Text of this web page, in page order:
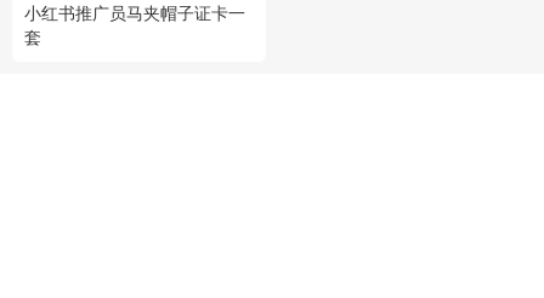
小红书推广员马夹帽子证卡一
套